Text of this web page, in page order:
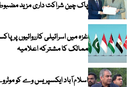
پاک چین شراکت داری مزید
ممالک کا مشترکہ اعلامیہ
اسلام آباد ایکسپریس وے کو